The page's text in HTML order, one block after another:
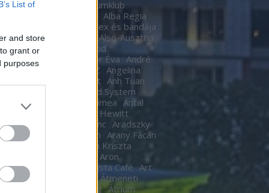
List of
and store
grant or
purposes
Ákos Akvárium
Akvariumklub
Alba Regia
Alex és bandája
Róbert Almási Csaba
Alsó-Ausztria
Áman Attila
Amigod
Anastacia Andor Éva André
Andy Barlow ANEZ Angelina
Anger Zsolt Anh Tuan
Anima Sound System
Antal Tímea Antal
Anthony van Laast
Aon Hewitt
szerelem
Aradi Ferenc Aradszky
Aranyélet Aranyszem Arany Fácán
Argyelán Kriszta
Aron
ARTista Café Art
aste. Sound. Danube.
Átmeneti
Átrium Film-Színház Átrium